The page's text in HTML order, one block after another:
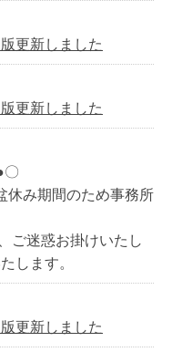
更新しました
更新しました
〇
休み期間のため事務所
ご迷惑お掛けいたし
します。
更新しました